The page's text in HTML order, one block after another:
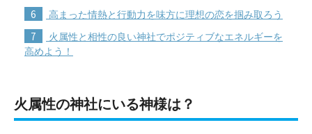
6 高まった情熱と行動力を味方に理想の恋を掴み取ろう
7
火属性と相性の良い神社でポジティブなエネルギーを
高めよう！
火属性の神社にいる神様は？